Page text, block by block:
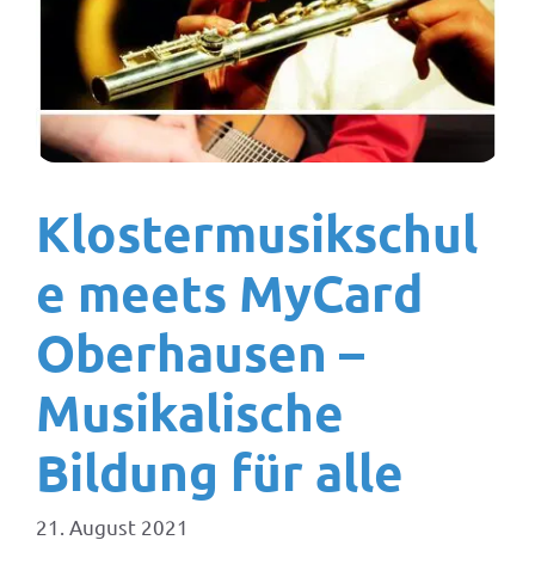
Klostermusikschul
e meets MyCard
Oberhausen –
Musikalische
Bildung für alle
21. August 2021